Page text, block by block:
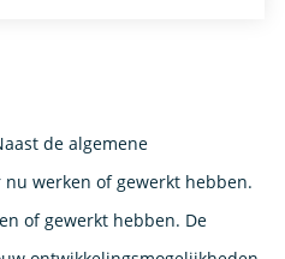
de algemene
werken of gewerkt hebben.
of gewerkt hebben. De